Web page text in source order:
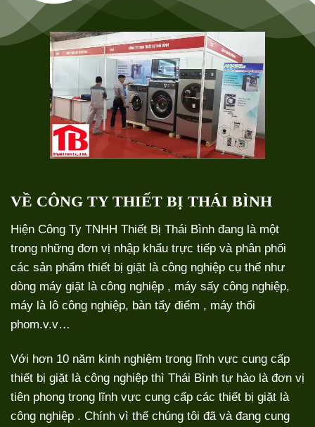
VỀ CÔNG TY THIẾT BỊ THÁI BÌNH
Hiện Công Ty TNHH Thiết Bị Thái Bình đang là một
trong những đơn vị nhập khẩu trực tiếp và phân phối
các sản phẩm thiết bị giặt là công nghiệp cụ thể như
dòng máy giặt là công nghiệp , máy sấy công nghiệp,
máy là lô công nghiệp, bàn tẩy điểm , máy thổi
phom.v.v…
Với hơn 10 năm kinh nghiệm trong lĩnh vực cung cấp
thiết bị giặt là công nghiệp thì Thái Bình tự hào là đơn vị
tiên phong trong lĩnh vực cung cấp các thiết bị giặt là
công nghiệp . Chính vì thế chúng tôi đã và đang cung